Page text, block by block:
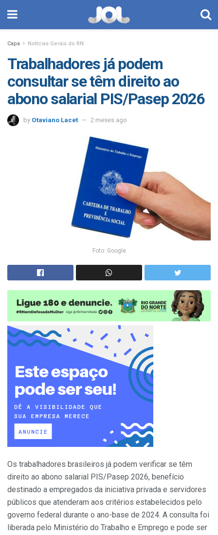
Capa Notícias Gerais do RN
Trabalhadores já podem
consultar se têm direito ao
abono salarial PIS/Pasep 2026
by Otaviano Lacet 2 meses ago
Foto: Google
Os trabalhadores brasileiros já podem verificar se têm
direito ao abono salarial PIS/Pasep 2026, benefício
destinado a empregados da iniciativa privada e servidores
públicos que atenderam aos critérios estabelecidos pelo
governo federal durante o ano-base de 2024. A consulta foi
liberada pelo Ministério do Trabalho e Emprego e pode ser